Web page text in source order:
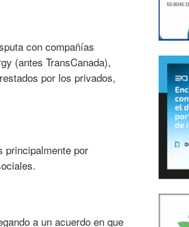
con compañías
(antes TransCanada),
por los privados,
principalmente por
a un acuerdo en que